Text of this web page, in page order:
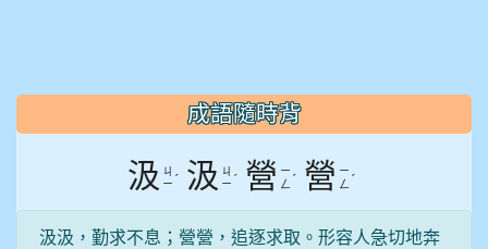
::: 成語隨時背
汲 ㄐ
ㄧ ˊ 汲 ㄐ
ㄧ ˊ 營 ㄧ
ㄥ ˊ 營 ㄧ
ㄥ ˊ
汲汲，勤求不息；營營，追逐求取。形容人急切地奔